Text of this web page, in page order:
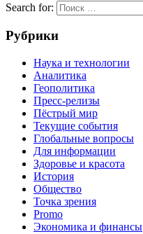
Search for:
Рубрики
Наука и технологии
Аналитика
Геополитика
Пресс-релизы
Пёстрый мир
Текущие события
Глобальные вопросы
Для информации
Здоровье и красота
История
Общество
Точка зрения
Promo
Экономика и финансы